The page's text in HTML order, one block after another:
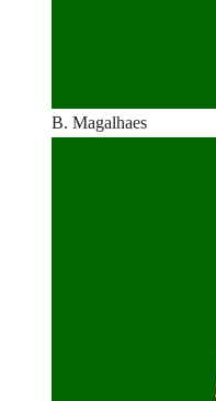
B. Magalhaes